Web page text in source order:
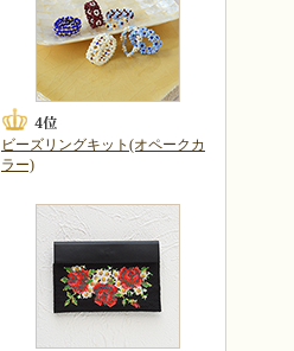
ビーズリングキット(オペークカ
ラー)